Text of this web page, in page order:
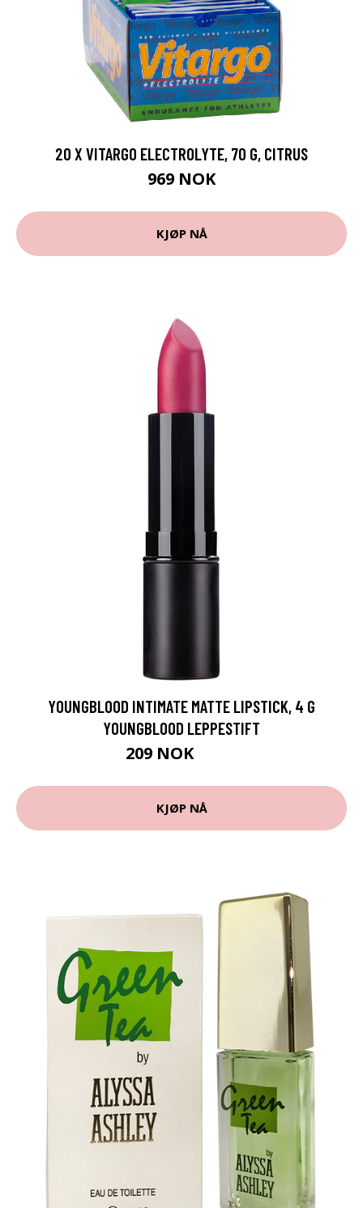
20 X VITARGO ELECTROLYTE, 70 G, CITRUS
969 NOK
KJØP NÅ
YOUNGBLOOD INTIMATE MATTE LIPSTICK, 4 G
YOUNGBLOOD LEPPESTIFT
209 NOK
KJØP NÅ